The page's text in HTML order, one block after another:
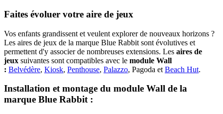
Faites évoluer votre aire de jeux
Vos enfants grandissent et veulent explorer de nouveaux horizons ?
Les aires de jeux de la marque Blue Rabbit sont évolutives et
permettent d'y associer de nombreuses extensions. Les aires de
jeux suivantes sont compatibles avec le module Wall
: Belvédère, Kiosk, Penthouse, Palazzo, Pagoda et Beach Hut.
Installation et montage du module Wall de la
marque Blue Rabbit :